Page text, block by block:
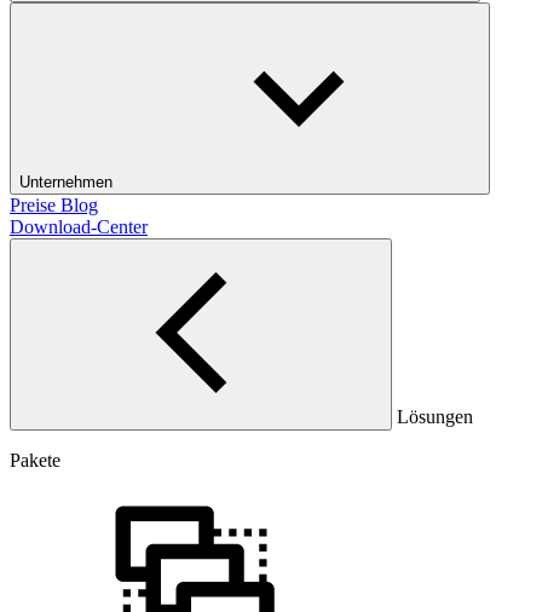
Unternehmen
Preise Blog
Download-Center
Lösungen
Pakete